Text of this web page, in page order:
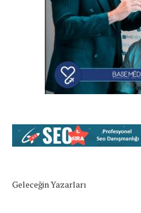
Geleceğin Yazarları